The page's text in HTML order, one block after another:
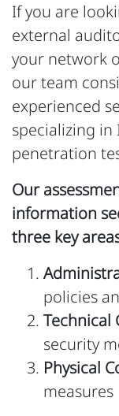
If you are
external
your network
our team
experienced
specializing in
penetration
Our
information
three key
policies
Technical
security
Physical
measures